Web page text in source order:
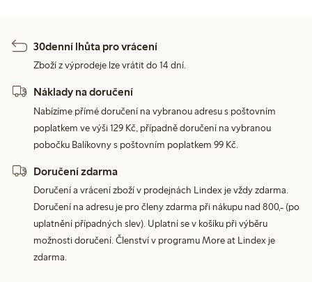
30denní lhůta pro vrácení
Zboží z výprodeje lze vrátit do 14 dní.
Náklady na doručení
Nabízíme přímé doručení na vybranou adresu s poštovním
poplatkem ve výši 129 Kč, případně doručení na vybranou
pobočku Balíkovny s poštovním poplatkem 99 Kč.
Doručení zdarma
Doručení a vrácení zboží v prodejnách Lindex je vždy zdarma.
Doručení na adresu je pro členy zdarma při nákupu nad 800,- (po
uplatnění případných slev). Uplatní se v košíku při výběru
možnosti doručení. Členství v programu More at Lindex je
zdarma.